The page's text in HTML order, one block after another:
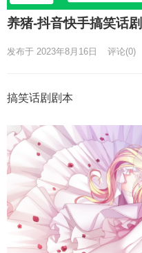
养猪-抖音快手搞笑话剧
发布于 2023年8月16日 评论(0)
搞笑话剧剧本